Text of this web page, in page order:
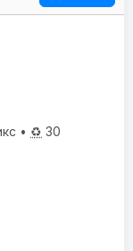
• ♻️ 30